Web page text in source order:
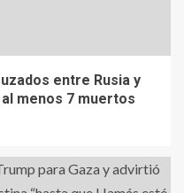
entre Rusia y
menos 7 muertos